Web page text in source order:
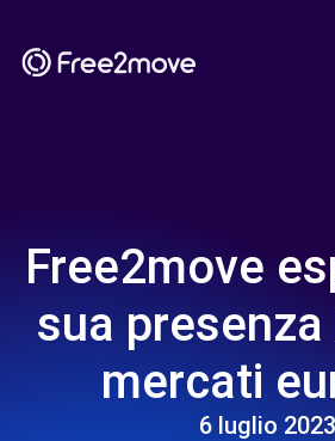
Free2move
sua
mercati
6 luglio 2023